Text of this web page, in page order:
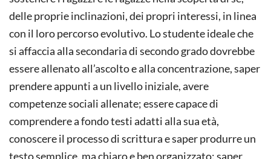
delle proprie inclinazioni, dei propri interessi, in linea
con il loro percorso evolutivo. Lo studente ideale che
si affaccia alla secondaria di secondo grado dovrebbe
essere allenato all’ascolto e alla concentrazione, saper
prendere appunti a un livello iniziale, avere
competenze sociali allenate; essere capace di
comprendere a fondo testi adatti alla sua età,
conoscere il processo di scrittura e saper produrre un
testo semplice, ma chiaro e ben organizzato; saper